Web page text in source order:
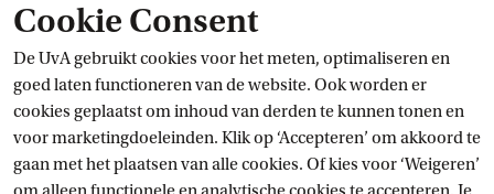
Cookie Consent
De UvA gebruikt cookies voor het meten, optimaliseren en
goed laten functioneren van de website. Ook worden er
cookies geplaatst om inhoud van derden te kunnen tonen en
voor marketingdoeleinden. Klik op ‘Accepteren’ om akkoord te
gaan met het plaatsen van alle cookies. Of kies voor ‘Weigeren’
het programma Externe link
.
Geen aanwezigheidsplicht
Wil je deelnemen? Je hebt geen aanwezigheidsplicht op 9
december, afgezien van tentamens en (klinische) practica. Er